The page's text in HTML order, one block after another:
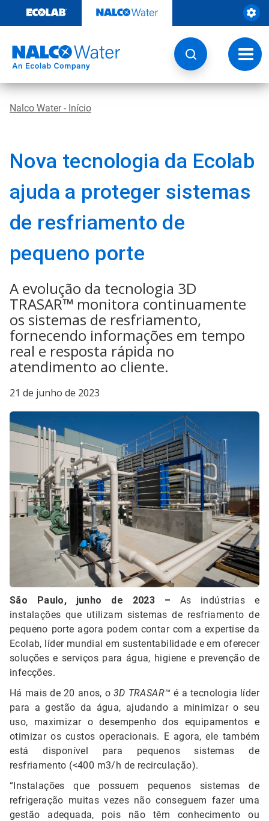
o
Nalco Water - Início
Nova tecnologia da Ecolab
ajuda a proteger sistemas
de resfriamento de
pequeno porte
A evolução da tecnologia 3D
TRASAR™ monitora continuamente
os sistemas de resfriamento,
fornecendo informações em tempo
real e resposta rápida no
atendimento ao cliente.
21 de junho de 2023
São Paulo, junho de 2023 – As indústrias e
instalações que utilizam sistemas de resfriamento de
pequeno porte agora podem contar com a expertise da
Ecolab, líder mundial em sustentabilidade e em oferecer
soluções e serviços para água, higiene e prevenção de
infecções.
Há mais de 20 anos, o 3D TRASAR™ é a tecnologia líder
para a gestão da água, ajudando a minimizar o seu
uso, maximizar o desempenho dos equipamentos e
otimizar os custos operacionais. E agora, ele também
está disponível para pequenos sistemas de
resfriamento (<400 m3/h de recirculação).
“Instalações que possuem pequenos sistemas de
refrigeração muitas vezes não conseguem fazer uma
gestão adequada, pois não têm conhecimento ou